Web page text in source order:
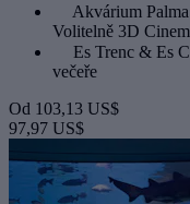
Akvárium
Volitelně 3D
Es Trenc & Es
večeře
Od 103,13 US$
97,97 US$